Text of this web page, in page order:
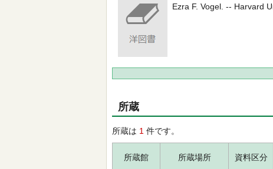
Ezra F. Vogel. -- Harvard
所蔵
所蔵は 1 件です。
所蔵館 所蔵場所 資料区分